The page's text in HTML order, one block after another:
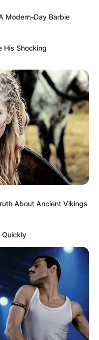
Modern-Day Barbie
His Shocking
About Ancient Vikings
Quickly